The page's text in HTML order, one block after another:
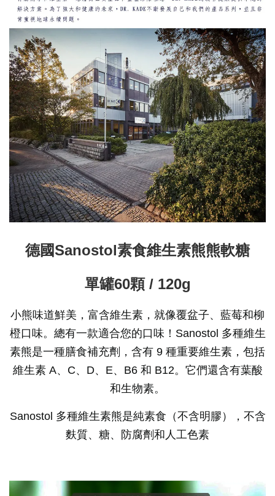
德國Sanostol素食維生素熊熊軟糖
單罐60顆 / 120g
小熊味道鮮美，富含維生素，就像覆盆子、藍莓和柳
橙口味。總有一款適合您的口味！ Sanostol 多種維生
素熊是一種膳食補充劑，含有 9 種重要維生素，包括
維生素 A、C、D、E、B6 和 B12。它們還含有葉酸
和生物素。
Sanostol 多種維生素熊是純素食（不含明膠），不含
麩質、糖、防腐劑和人工色素